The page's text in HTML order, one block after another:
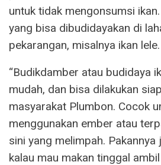
untuk tidak mengonsumsi
yang bisa dibudidayakan di
pekarangan, misalnya ikan lele.
“Budikdamber atau budidaya
mudah, dan bisa dilakukan
masyarakat Plumbon. Cocok
menggunakan ember atau
sini yang melimpah. Pakannya
kalau mau makan tinggal